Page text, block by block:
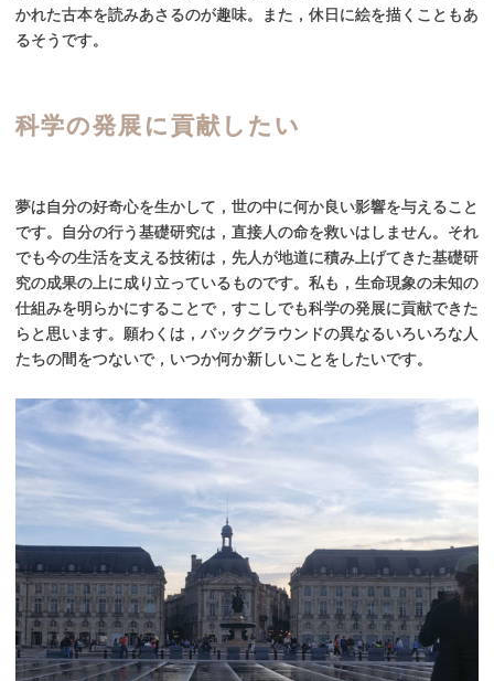
かれた古本を読みあさるのが趣味。また，休日に絵を描くこともあ
るそうです。
科学の発展に貢献したい
夢は自分の好奇心を生かして，世の中に何か良い影響を与えること
です。自分の行う基礎研究は，直接人の命を救いはしません。それ
でも今の生活を支える技術は，先人が地道に積み上げてきた基礎研
究の成果の上に成り立っているものです。私も，生命現象の未知の
仕組みを明らかにすることで，すこしでも科学の発展に貢献できた
らと思います。願わくは，バックグラウンドの異なるいろいろな人
たちの間をつないで，いつか何か新しいことをしたいです。